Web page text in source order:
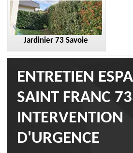
Jardinier 73 Savoie
ENTRETIEN
SAINT FRANC
INTERVENTION
D'URGENCE